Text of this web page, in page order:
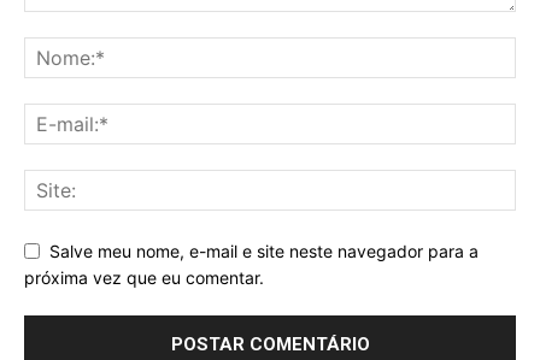
Salve meu nome, e-mail e site neste navegador para a
próxima vez que eu comentar.